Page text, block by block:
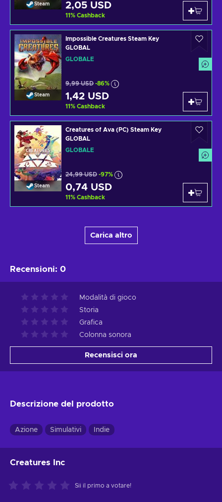
Steam 2,05 USD
11% Cashback
Steam
Impossible Creatures Steam Key
GLOBAL
GLOBALE
9,99 USD -86%
1,42 USD
11% Cashback
Steam
Creatures of Ava (PC) Steam Key
GLOBAL
GLOBALE
24,99 USD -97%
0,74 USD
11% Cashback
Carica altro
Recensioni: 0
Modalità di gioco
Storia
Grafica
Colonna sonora
Recensisci ora
Descrizione del prodotto
Azione Simulativi Indie
Creatures Inc
Sii il primo a votare!